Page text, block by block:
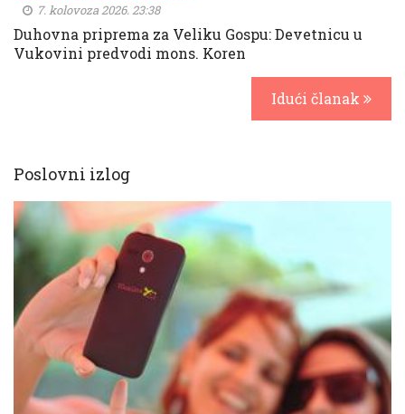
7. kolovoza 2026. 23:38
Duhovna priprema za Veliku Gospu: Devetnicu u
Vukovini predvodi mons. Koren
Idući članak
Poslovni izlog